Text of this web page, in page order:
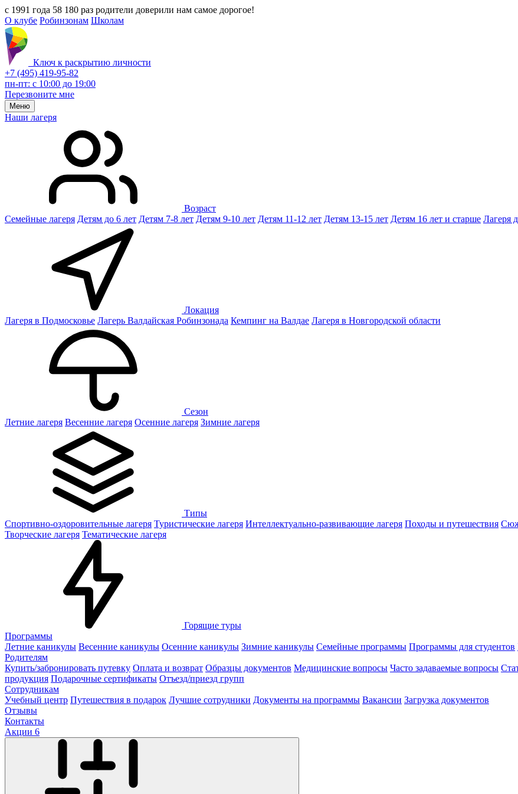
с 1991 года 58 180 раз родители доверили нам самое дорогое!
О клубе Робинзонам Школам
Ключ к раскрытию личности
+7 (495) 419-95-82
пн-пт: с 10:00 до 19:00
Перезвоните мне
Меню
Наши лагеря
Возраст
Семейные лагеря Детям до 6 лет Детям 7-8 лет Детям 9-10 лет Детям 11-12 лет Детям 13-15 лет Детям 16 лет и старше Лагеря
Локация
Лагеря в Подмосковье Лагерь Валдайская Робинзонада Кемпинг на Валдае Лагеря в Новгородской области
Сезон
Летние лагеря Весенние лагеря Осенние лагеря Зимние лагеря
Типы
Спортивно-оздоровительные лагеря Туристические лагеря Интеллектуально-развивающие лагеря Походы и путешествия
Творческие лагеря Тематические лагеря
Горящие туры
Программы
Летние каникулы Весенние каникулы Осенние каникулы Зимние каникулы Семейные программы Программы для студентов
Родителям
Купить/забронировать путевку Оплата и возврат Образцы документов Медицинские вопросы Часто задаваемые вопросы
продукция Подарочные сертификаты Отъезд/приезд групп
Сотрудникам
Учебный центр Путешествия в подарок Лучшие сотрудники Документы на программы Вакансии Загрузка документов
Отзывы
Контакты
Акции 6